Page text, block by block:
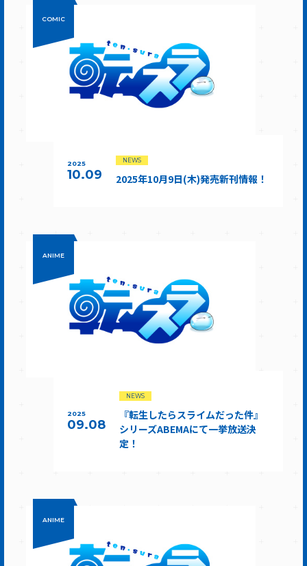
COMIC
2025
10.09
NEWS
2025年10月9日(木)発売新刊情報！
ANIME
2025
09.08
NEWS
『転生したらスライムだった件』
シリーズABEMAにて一挙放送決
定！
ANIME